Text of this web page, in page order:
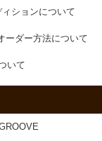
ションについて
ーダー方法について
いて